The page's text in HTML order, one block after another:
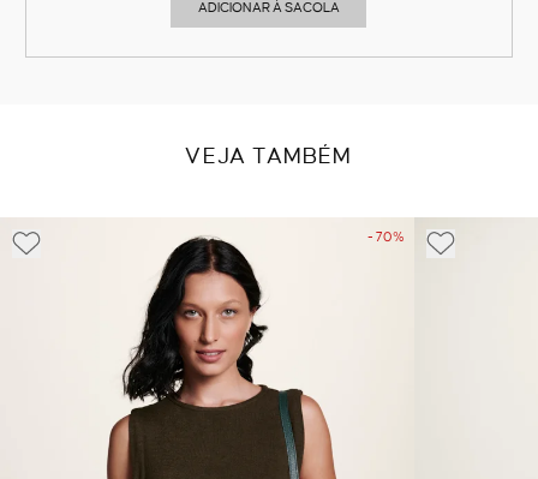
ADICIONAR À SACOLA
VEJA TAMBÉM
- 70%